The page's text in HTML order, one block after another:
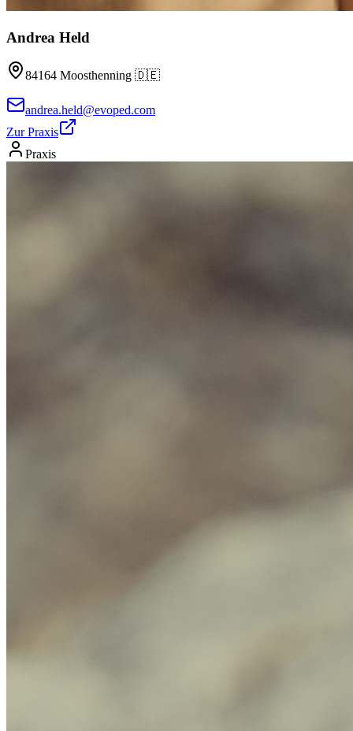
Andrea Held
84164 Moosthenning 🇩🇪
andrea.held@evoped.com
Zur Praxis
Praxis